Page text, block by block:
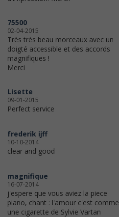
75500
02-04-2015
Très très beau morceaux avec un
doigté accessible et des accords
magnifiques !
Merci
Lisette
09-01-2015
Perfect service
frederik ijff
10-10-2014
clear and good
magnifique
16-07-2014
j'espere que vous aviez la piece
piano, chant : l'amour c'est comme
une cigarette de Sylvie Vartan